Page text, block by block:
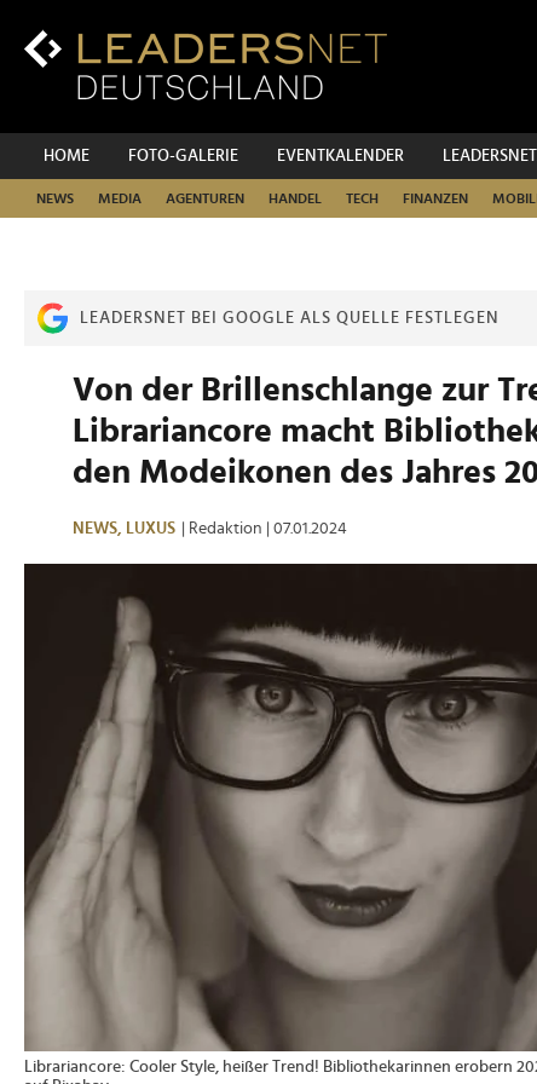
Inhalt
HOME FOTO-GALERIE EVENTKALENDER
NEWS MEDIA AGENTUREN HANDEL TECH FINANZEN
LEADERSNET BEI GOOGLE ALS QUELLE FESTLEGEN
Von der Brillenschlange zur
Librariancore macht
den Modeikonen des Jahres
NEWS, LUXUS | Redaktion | 07.01.2024
Librariancore: Cooler Style, heißer Trend! Bibliothekarinnen erobern